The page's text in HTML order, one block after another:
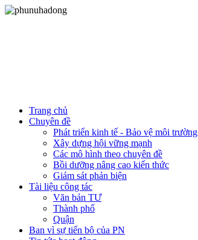
Trang chủ
Chuyên đề
Phát triển kinh tế - Bảo vệ môi trường
Xây dựng hội vững mạnh
Các mô hình theo chuyên đề
Bồi dưỡng nâng cao kiến thức
Giám sát phản biện
Tài liệu công tác
Văn bản TƯ
Thành phố
Quận
Ban vì sự tiến bộ của PN